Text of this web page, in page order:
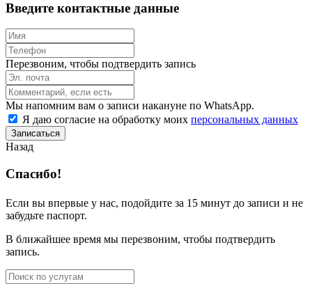
Введите контактные данные
Перезвоним, чтобы подтвердить запись
Мы напомним вам о записи накануне по WhatsApp.
Я даю согласие на обработку моих персональных данных
Записаться
Назад
Спасибо!
Если вы впервые у нас, подойдите за 15 минут до записи и не
забудьте паспорт.
В ближайшее время мы перезвоним, чтобы подтвердить
запись.